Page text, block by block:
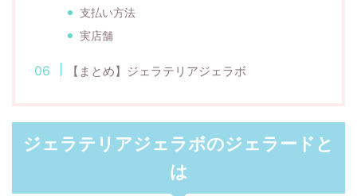
支払い方法
実店舗
【まとめ】ジェラテリアジェラボ
ジェラテリアジェラボのジェラードと
は